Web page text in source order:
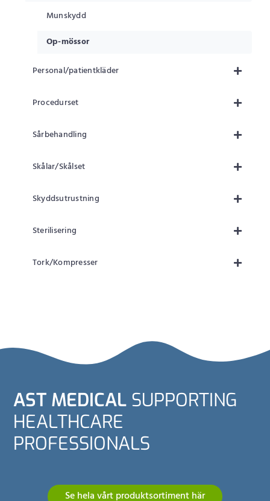
Munskydd
Op-mössor
Personal/patientkläder
Procedurset
Sårbehandling
Skålar/Skålset
Skyddsutrustning
Sterilisering
Tork/Kompresser
AST MEDICAL SUPPORTING
HEALTHCARE
PROFESSIONALS
Se hela vårt produktsortiment här